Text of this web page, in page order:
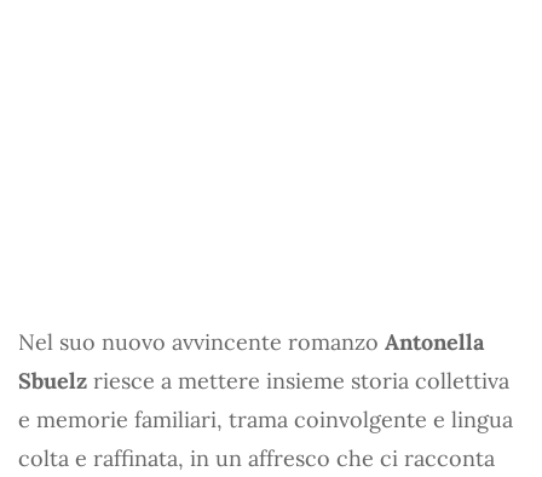
Nel suo nuovo avvincente romanzo Antonella
Sbuelz riesce a mettere insieme storia collettiva
e memorie familiari, trama coinvolgente e lingua
colta e raffinata, in un affresco che ci racconta